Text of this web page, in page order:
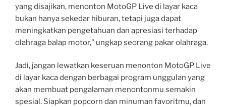
yang disajikan, menonton MotoGP Live di layar kaca
bukan hanya sekedar hiburan, tetapi juga dapat
meningkatkan pengetahuan dan apresiasi terhadap
olahraga balap motor,” ungkap seorang pakar olahraga.
Jadi, jangan lewatkan keseruan menonton MotoGP Live
di layar kaca dengan berbagai program unggulan yang
akan membuat pengalaman menontonmu semakin
spesial. Siapkan popcorn dan minuman favoritmu, dan